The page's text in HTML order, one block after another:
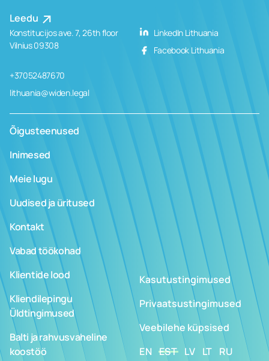
Leedu
Konstitucijos ave. 7, 26th floor
Vilnius 09308
+37052487670
lithuania@widen.legal
LinkedIn Lithuania
Facebook Lithuania
Õigusteenused
Inimesed
Meie lugu
Uudised ja üritused
Kontakt
Vabad töökohad
Klientide lood
Kliendilepingu
Üldtingimused
Balti ja rahvusvaheline
koostöö
Kasutustingimused
Privaatsustingimused
Veebilehe küpsised
EN EST LV LT RU